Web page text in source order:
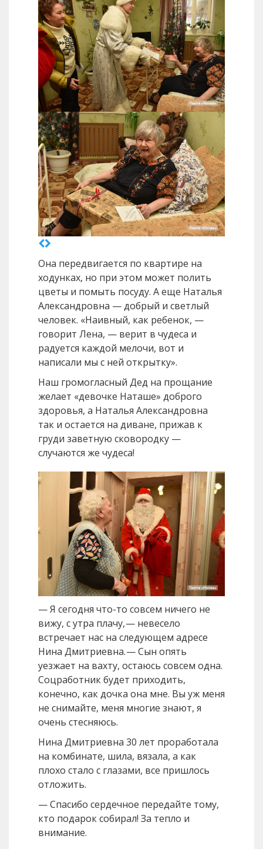
Она передвигается по квартире на
ходунках, но при этом может полить
цветы и помыть посуду. А еще Наталья
Александровна — добрый и светлый
человек. «Наивный, как ребенок, —
говорит Лена, — верит в чудеса и
радуется каждой мелочи, вот и
написали мы с ней открытку».
Наш громогласный Дед на прощание
желает «девочке Наташе» доброго
здоровья, а Наталья Александровна
так и остается на диване, прижав к
груди заветную сковородку —
случаются же чудеса!
— Я сегодня что-то совсем ничего не
вижу, с утра плачу, — невесело
встречает нас на следующем адресе
Нина Дмитриевна. — Сын опять
уезжает на вахту, остаюсь совсем одна.
Соцработник будет приходить,
конечно, как дочка она мне. Вы уж меня
не снимайте, меня многие знают, я
очень стесняюсь.
Нина Дмитриевна 30 лет проработала
на комбинате, шила, вязала, а как
плохо стало с глазами, все пришлось
отложить.
— Спасибо сердечное передайте тому,
кто подарок собирал! За тепло и
внимание.